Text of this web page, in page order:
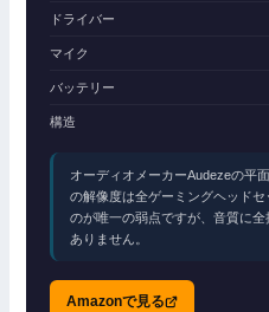
ドライバー
マイク
バッテリー
構造
オーディオメーカーAudezeの平
の解像度は全ゲーミングヘッド
のが唯一の弱点ですが、音質に
ありません。
Amazonで見る